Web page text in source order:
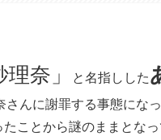
理奈」 と名指しした
んに謝罪する事態にな
ことから謎のままとな